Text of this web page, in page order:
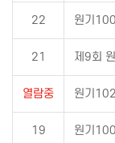
22 원기
21 제9회
열람중 원기
19 원기